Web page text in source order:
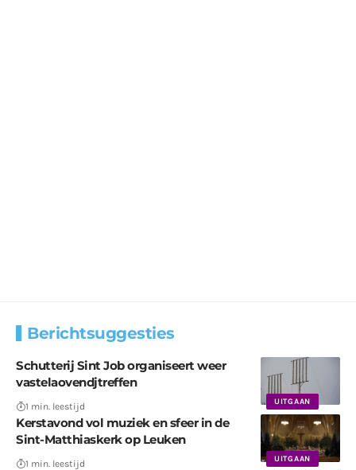
Berichtsuggesties
UITGAAN
Schutterij Sint Job organiseert weer
vastelaovendjtreffen
1 min. leestijd
UITGAAN
Kerstavond vol muziek en sfeer in de
Sint-Matthiaskerk op Leuken
1 min. leestijd